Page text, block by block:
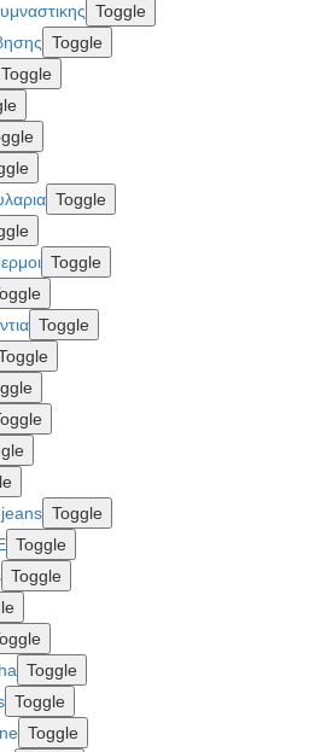
Toggle
Toggle
Toggle
Toggle
Toggle
Toggle
Toggle
Toggle
Toggle
Toggle
Toggle
Toggle